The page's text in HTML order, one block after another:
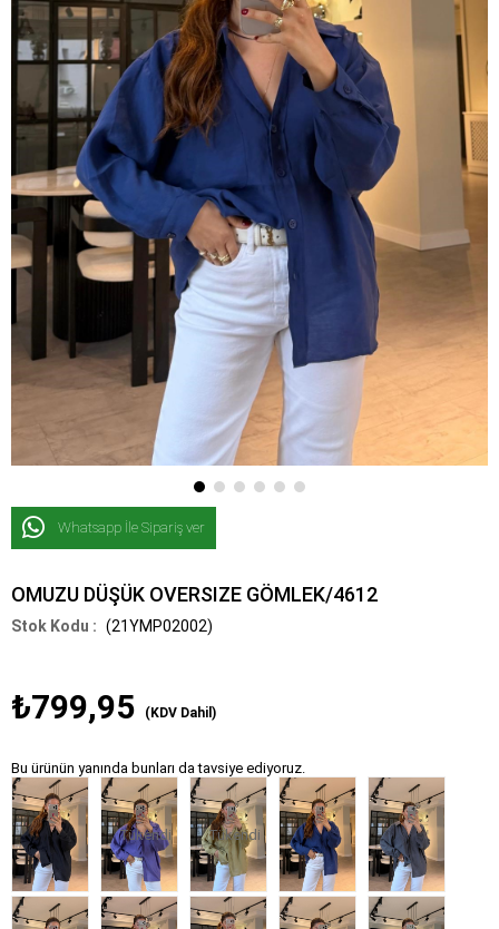
Whatsapp İle Sipariş ver
OMUZU DÜŞÜK OVERSIZE GÖMLEK/4612
(21YMP02002)
₺799,95 (KDV Dahil)
Bu ürünün yanında bunları da tavsiye ediyoruz.
Tükendi Tükendi